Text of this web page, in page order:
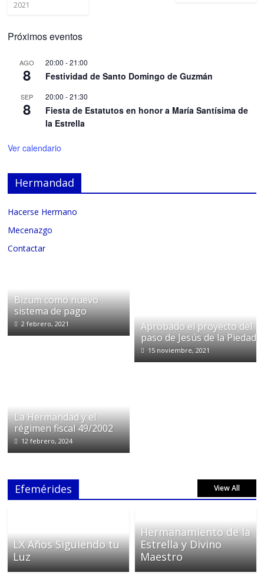
2021
Próximos eventos
AGO
8
20:00 -21:00
Festividad de Santo Domingo de Guzmán
SEP
8
20:00 -21:30
Fiesta de Estatutos en honor a María Santísima de
la Estrella
Ver calendario
Hermandad
Hacerse Hermano
Mecenazgo
Contactar
Bizum como nuevo
sistema de pago
2 febrero, 2021
Aprobado el proyecto del
paso de Jesús de la Piedad
15 noviembre, 2021
La Hermandad y el
régimen fiscal 49/2002
12 febrero, 2024
Efemérides View All
LX Años Siguiendo tu
Luz
Hermanamiento de la
Estrella y Divino
Maestro